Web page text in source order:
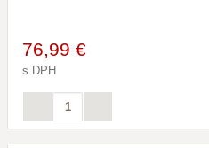
76,99 €
s DPH